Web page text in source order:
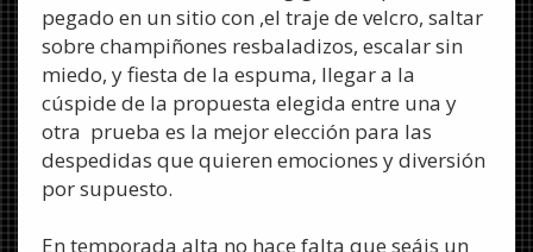
pegado en un sitio con ,el traje de velcro, saltar
sobre champiñones resbaladizos, escalar sin
miedo, y fiesta de la espuma, llegar a la
cúspide de la propuesta elegida entre una y
otra prueba es la mejor elección para las
despedidas que quieren emociones y diversión
por supuesto.
En temporada alta no hace falta que seáis un